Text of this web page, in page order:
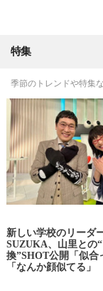
特集
季節のトレンドや特集
新しい学校のリーダ
SUZUKA、山里との
換”SHOT公開「似合
「なんか顔似てる」